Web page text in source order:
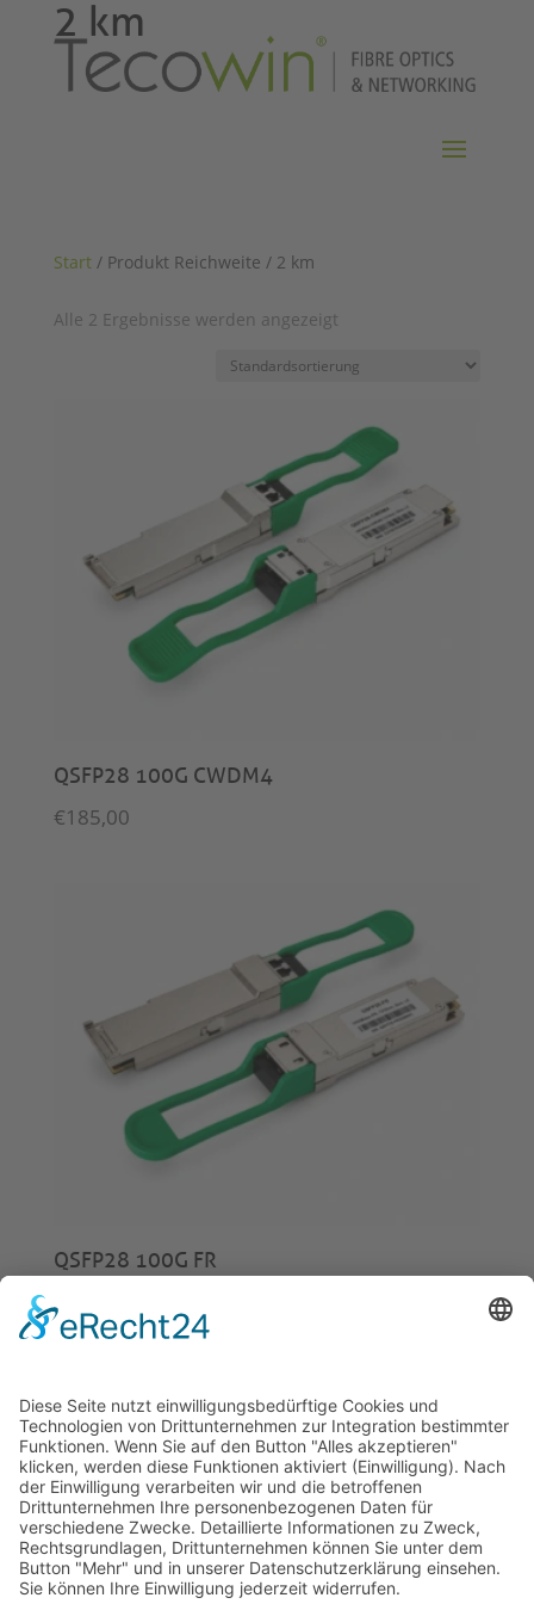
Start/ Produkt Reichweite / 2 km
2 km
Alle 2 Ergebnisse werden angezeigt
QSFP28 100G CWDM4
€185,00
QSFP28 100G FR
€
© 2026 Tecowin GmbH |Impressum|Datenschutz
| Widerrufsrecht|AGB| Gewährleistung|RMA